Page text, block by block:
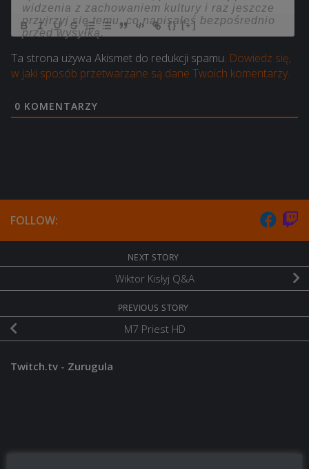
{} [+]
Ta strona używa Akismet do redukcji spamu. Dowiedz się,
w jaki sposób przetwarzane są dane Twoich komentarzy.
0 KOMENTARZY
FOLLOW:
NEXT STORY
Wiktor Kisłyj Q&A
PREVIOUS STORY
M7 Priest HD
Twitch.tv - Zurugula